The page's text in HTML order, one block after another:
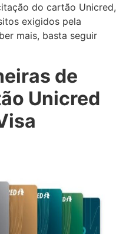
do cartão Unicred,
exigidos pela
mais, basta seguir
de
Unicred